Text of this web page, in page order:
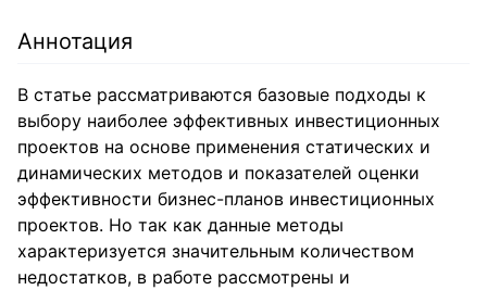
Аннотация
В статье рассматриваются базовые подходы к
выбору наиболее эффективных инвестиционных
проектов на основе применения статических и
динамических методов и показателей оценки
эффективности бизнес-планов инвестиционных
проектов. Но так как данные методы
характеризуется значительным количеством
недостатков, в работе рассмотрены и